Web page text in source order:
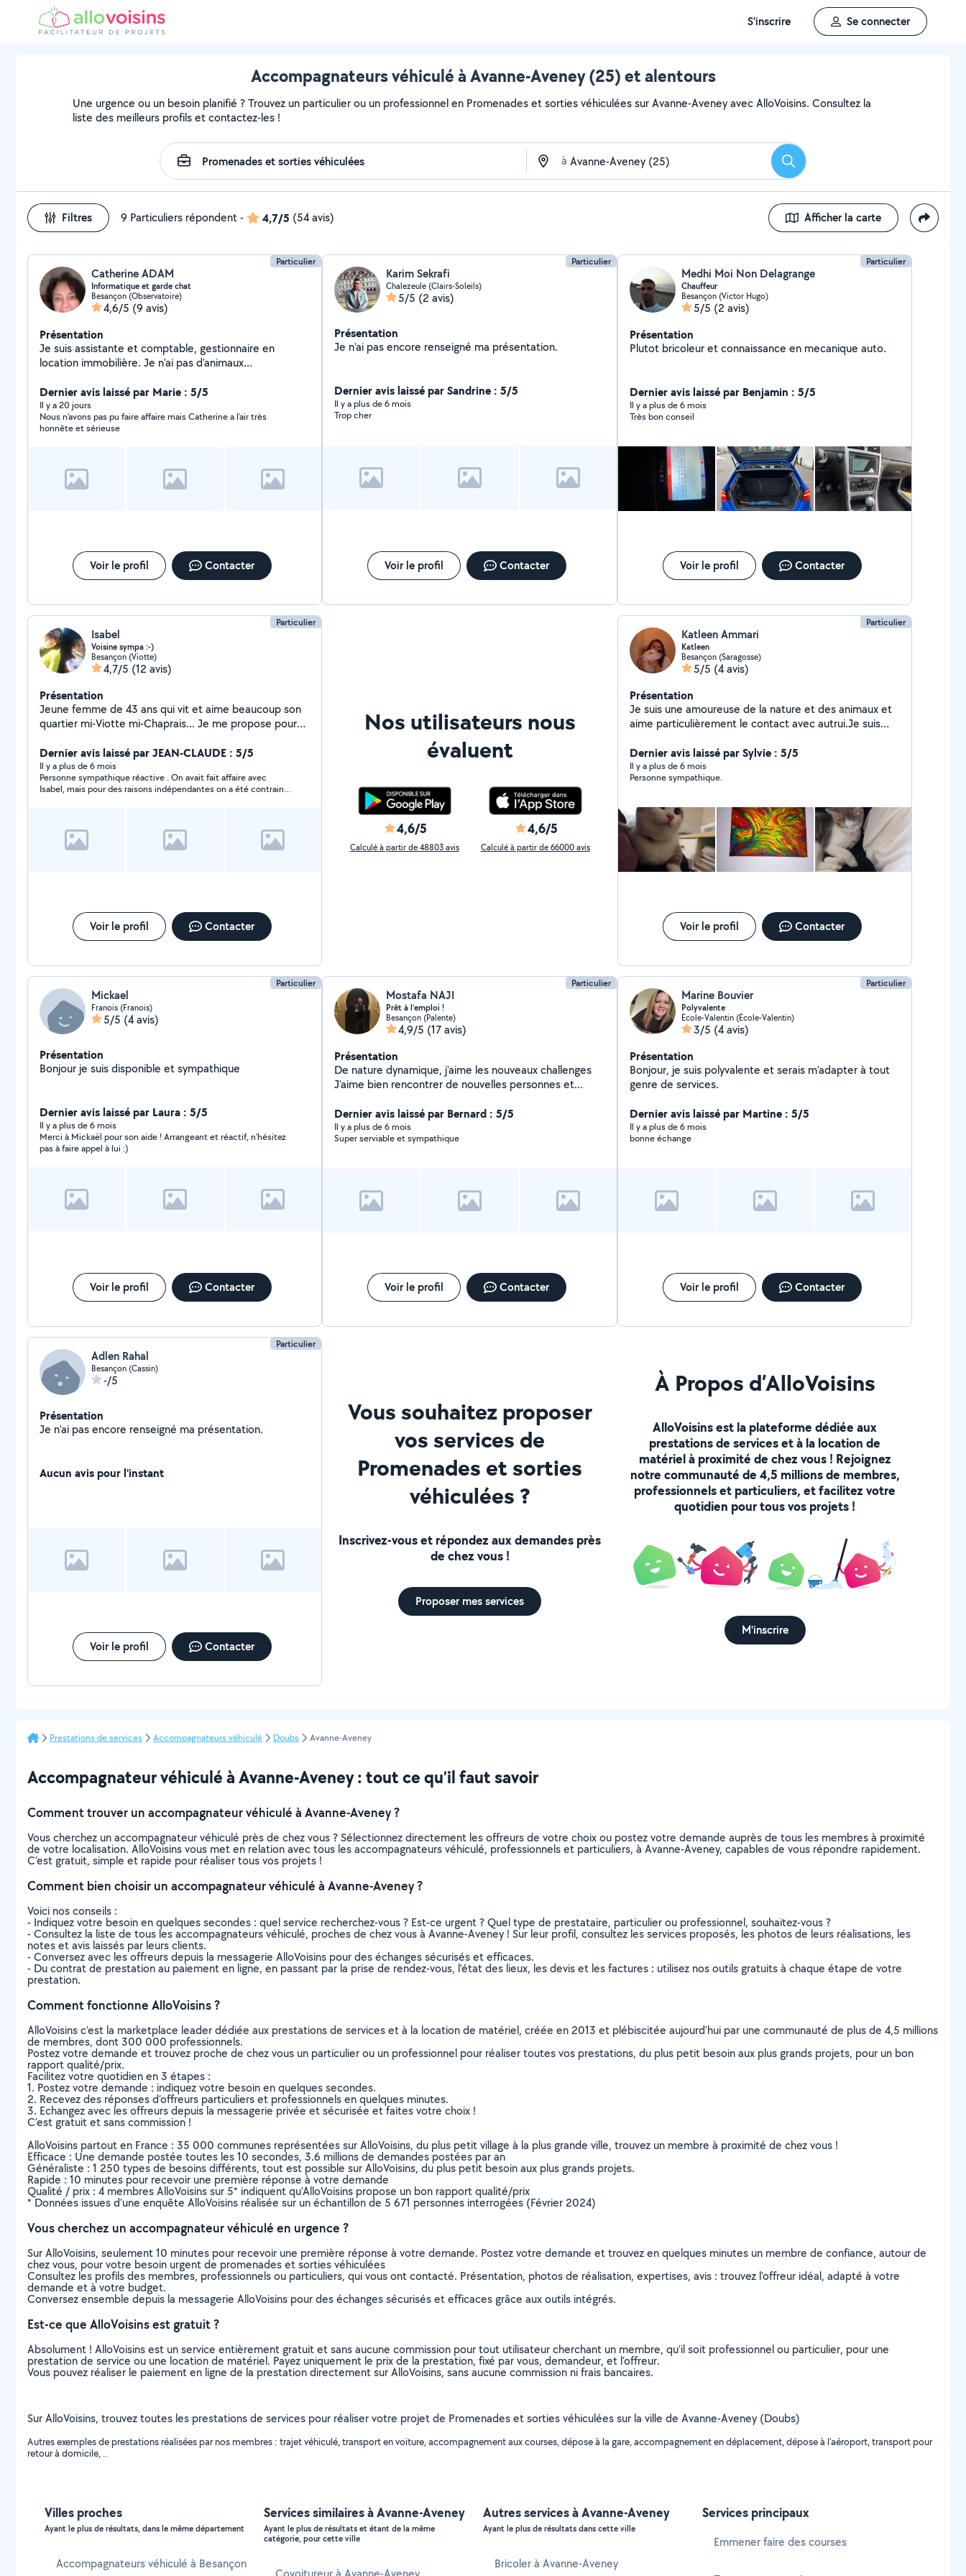
S'inscrire Se connecter
Accompagnateurs véhiculé à Avanne-Aveney (25) et alentours
Une urgence ou un besoin planifié ? Trouvez un particulier ou un professionnel en Promenades et sorties véhiculées sur Avanne-Aveney avec AlloVoisins. Consultez la
liste des meilleurs profils et contactez-les !
à Rechercher
Filtres 9 Particuliers répondent- 4,7/5 (54 avis) Afficher la carte
Particulier
Catherine ADAM
Informatique et garde chat
Besançon (Observatoire)
4,6/5 (9 avis)
Présentation
Je suis assistante et comptable, gestionnaire en
location immobilière. Je n'ai pas d'animaux
minette à plusieurs reprises toujours avec
bienveillance. Disponible également pour informatique,
paramétrage imprimantes, secrétariat. A bientôt.
Dernier avis laissé par Marie : 5/5
Il y a 20 jours
Nous n’avons pas pu faire affaire mais Catherine a l’air très
honnête et sérieuse
Voir le profil Contacter
Particulier
Karim Sekrafi
Chalezeule (Clairs-Soleils)
5/5 (2 avis)
Présentation
Je n'ai pas encore renseigné ma présentation.
Dernier avis laissé par Sandrine : 5/5
Il y a plus de 6 mois
Trop cher
Voir le profil Contacter
Particulier
Medhi Moi Non Delagrange
Chauffeur
Besançon (Victor Hugo)
5/5 (2 avis)
Présentation
Plutot bricoleur et connaissance en mecanique auto.
Dernier avis laissé par Benjamin : 5/5
Il y a plus de 6 mois
Très bon conseil
Voir le profil Contacter
Particulier
Isabel
Voisine sympa :-)
Besançon (Viotte)
4,7/5 (12 avis)
Présentation
Jeune femme de 43 ans qui vit et aime beaucoup son
quartier mi-Viotte mi-Chaprais... Je me propose pour
techniques, ménagères ou de la simple intendance
(courses, rendez-vous..etc.). N'hésitez pas à me
contacter si besoin, je suis néanmoins active
professionnellement et maman à plein temps donc pas
Dernier avis laissé par JEAN-CLAUDE : 5/5
Il y a plus de 6 mois
Personne sympathique réactive . On avait fait affaire avec
Isabel, mais pour des raisons indépendantes on a été contraint
Voir le profil Contacter
Nos utilisateurs nous
évaluent
4,6/5
Calculé à partir de 48803 avis
4,6/5
Calculé à partir de 66000 avis
Particulier
Katleen Ammari
Katleen
Besançon (Saragosse)
5/5 (4 avis)
Présentation
Je suis une amoureuse de la nature et des animaux et
aime particulièrement le contact avec autrui.Je suis
maman au foyer de 4 enfants de 3, 10, 13 et 15ans.
Dernier avis laissé par Sylvie : 5/5
Il y a plus de 6 mois
Personne sympathique.
Voir le profil Contacter
Particulier
Mickael
Franois (Franois)
5/5 (4 avis)
Présentation
Bonjour je suis disponible et sympathique
Dernier avis laissé par Laura : 5/5
Il y a plus de 6 mois
Merci à Mickaël pour son aide ! Arrangeant et réactif, n’hésitez
pas à faire appel à lui :)
Voir le profil Contacter
Particulier
Mostafa NAJI
Prêt à l’emploi !
Besançon (Palente)
4,9/5 (17 avis)
Présentation
De nature dynamique, j'aime les nouveaux challenges
J'aime bien rencontrer de nouvelles personnes et
Dernier avis laissé par Bernard : 5/5
Il y a plus de 6 mois
Super serviable et sympathique
Voir le profil Contacter
Particulier
Marine Bouvier
Polyvalente
École-Valentin (École-Valentin)
3/5 (4 avis)
Présentation
Bonjour, je suis polyvalente et serais m'adapter à tout
genre de services.
Dernier avis laissé par Martine : 5/5
Il y a plus de 6 mois
bonne échange
Voir le profil Contacter
Particulier
Adlen Rahal
Besançon (Cassin)
-/5
Présentation
Je n'ai pas encore renseigné ma présentation.
Aucun avis pour l'instant
Voir le profil Contacter
Vous souhaitez proposer
vos services de
Promenades et sorties
véhiculées ?
Inscrivez-vous et répondez aux demandes près
de chez vous !
Proposer mes services
À Propos d’AlloVoisins
AlloVoisins est la plateforme dédiée aux
prestations de services et à la location de
matériel à proximité de chez vous ! Rejoignez
notre communauté de 4,5 millions de membres,
professionnels et particuliers, et facilitez votre
quotidien pour tous vos projets !
M'inscrire
Prestations de services Accompagnateurs véhiculé Doubs Avanne-Aveney
Accompagnateur véhiculé à Avanne-Aveney : tout ce qu’il faut savoir
Comment trouver un accompagnateur véhiculé à Avanne-Aveney ?
Vous cherchez un accompagnateur véhiculé près de chez vous ? Sélectionnez directement les offreurs de votre choix ou postez votre demande auprès de tous les membres à proximité
de votre localisation. AlloVoisins vous met en relation avec tous les accompagnateurs véhiculé, professionnels et particuliers, à Avanne-Aveney, capables de vous répondre rapidement.
C’est gratuit, simple et rapide pour réaliser tous vos projets !
Comment bien choisir un accompagnateur véhiculé à Avanne-Aveney ?
Voici nos conseils :
- Indiquez votre besoin en quelques secondes : quel service recherchez-vous ? Est-ce urgent ? Quel type de prestataire, particulier ou professionnel, souhaitez-vous ?
- Consultez la liste de tous les accompagnateurs véhiculé, proches de chez vous à Avanne-Aveney ! Sur leur profil, consultez les services proposés, les photos de leurs réalisations, les
notes et avis laissés par leurs clients.
- Conversez avec les offreurs depuis la messagerie AlloVoisins pour des échanges sécurisés et efficaces.
- Du contrat de prestation au paiement en ligne, en passant par la prise de rendez-vous, l’état des lieux, les devis et les factures : utilisez nos outils gratuits à chaque étape de votre
prestation.
Comment fonctionne AlloVoisins ?
AlloVoisins c’est la marketplace leader dédiée aux prestations de services et à la location de matériel, créée en 2013 et plébiscitée aujourd’hui par une communauté de plus de 4,5 millions
de membres, dont 300 000 professionnels.
Postez votre demande et trouvez proche de chez vous un particulier ou un professionnel pour réaliser toutes vos prestations, du plus petit besoin aux plus grands projets, pour un bon
rapport qualité/prix.
Facilitez votre quotidien en 3 étapes :
1. Postez votre demande : indiquez votre besoin en quelques secondes.
2. Recevez des réponses d’offreurs particuliers et professionnels en quelques minutes.
3. Echangez avec les offreurs depuis la messagerie privée et sécurisée et faites votre choix !
C’est gratuit et sans commission !
AlloVoisins partout en France : 35 000 communes représentées sur AlloVoisins, du plus petit village à la plus grande ville, trouvez un membre à proximité de chez vous !
Efficace : Une demande postée toutes les 10 secondes, 3.6 millions de demandes postées par an
Généraliste : 1 250 types de besoins différents, tout est possible sur AlloVoisins, du plus petit besoin aux plus grands projets.
Rapide : 10 minutes pour recevoir une première réponse à votre demande
Qualité / prix : 4 membres AlloVoisins sur 5* indiquent qu’AlloVoisins propose un bon rapport qualité/prix
* Données issues d’une enquête AlloVoisins réalisée sur un échantillon de 5 671 personnes interrogées (Février 2024)
Vous cherchez un accompagnateur véhiculé en urgence ?
Sur AlloVoisins, seulement 10 minutes pour recevoir une première réponse à votre demande. Postez votre demande et trouvez en quelques minutes un membre de confiance, autour de
chez vous, pour votre besoin urgent de promenades et sorties véhiculées
Consultez les profils des membres, professionnels ou particuliers, qui vous ont contacté. Présentation, photos de réalisation, expertises, avis : trouvez l'offreur idéal, adapté à votre
demande et à votre budget.
Conversez ensemble depuis la messagerie AlloVoisins pour des échanges sécurisés et efficaces grâce aux outils intégrés.
Est-ce que AlloVoisins est gratuit ?
Absolument ! AlloVoisins est un service entièrement gratuit et sans aucune commission pour tout utilisateur cherchant un membre, qu’il soit professionnel ou particulier, pour une
prestation de service ou une location de matériel. Payez uniquement le prix de la prestation, fixé par vous, demandeur, et l’offreur.
Vous pouvez réaliser le paiement en ligne de la prestation directement sur AlloVoisins, sans aucune commission ni frais bancaires.
Sur AlloVoisins, trouvez toutes les prestations de services pour réaliser votre projet de Promenades et sorties véhiculées sur la ville de Avanne-Aveney (Doubs)
Autres exemples de prestations réalisées par nos membres : trajet véhiculé, transport en voiture, accompagnement aux courses, dépose à la gare, accompagnement en déplacement, dépose à l'aéroport, transport pour
retour à domicile, ..
Villes proches
Ayant le plus de résultats, dans le même département
Accompagnateurs véhiculé à Besançon
Services similaires à Avanne-Aveney
Ayant le plus de résultats et étant de la même
catégorie, pour cette ville
Autres services à Avanne-Aveney
Ayant le plus de résultats dans cette ville
Bricoler à Avanne-Aveney
Services principaux
Emmener faire des courses